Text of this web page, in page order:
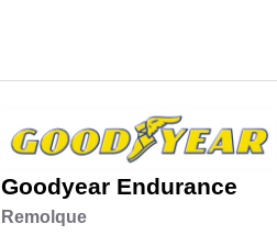
Goodyear Endurance
Remolque